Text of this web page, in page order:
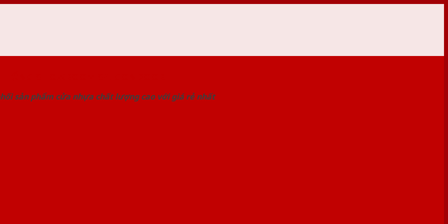
sản phẩm cửa nhựa chất lượng cao với giá rẻ nhất